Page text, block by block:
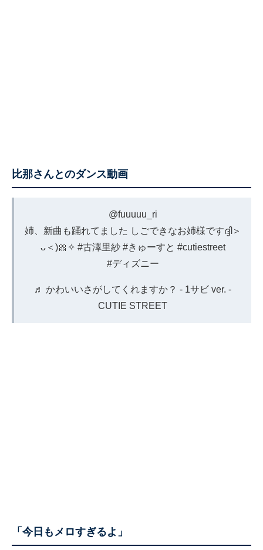
比那さんとのダンス動画
@fuuuuu_ri
姉、新曲も踊れてました しごできなお姉様ですദ്ദി＞
ᴗ＜)🎀✧ #古澤里紗 #きゅーすと #cutiestreet
#ディズニー
♬ かわいいさがしてくれますか？ - 1サビ ver. -
CUTIE STREET
「今日もメロすぎるよ」